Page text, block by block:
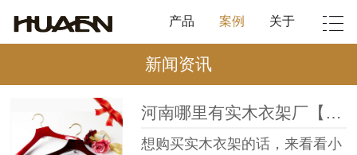
产品 案例 关于
新闻资讯
河南哪里有实木衣架厂【华恩衣架】
想购买实木衣架的话，来看看小